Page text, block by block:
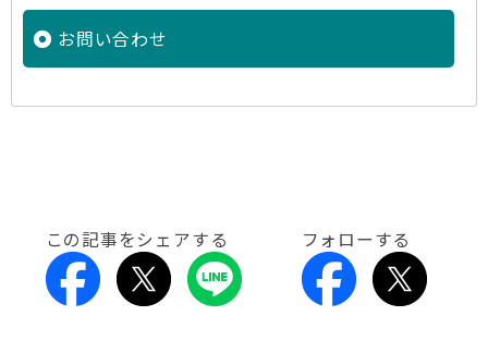
お問い合わせ
この記事をシェアする フォローする